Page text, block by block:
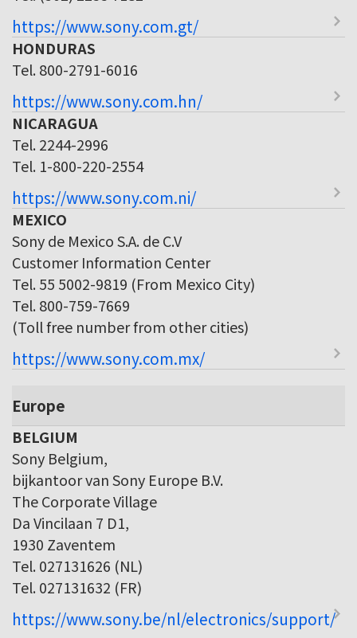
https://www.sony.com.gt/
HONDURAS
Tel. 800-2791-6016
https://www.sony.com.hn/
NICARAGUA
Tel. 2244-2996
Tel. 1-800-220-2554
https://www.sony.com.ni/
MEXICO
Sony de Mexico S.A. de C.V
Customer Information Center
Tel. 55 5002-9819 (From Mexico City)
Tel. 800-759-7669
(Toll free number from other cities)
https://www.sony.com.mx/
Europe
BELGIUM
Sony Belgium,
bijkantoor van Sony Europe B.V.
The Corporate Village
Da Vincilaan 7 D1,
1930 Zaventem
Tel. 027131626 (NL)
Tel. 027131632 (FR)
https://www.sony.be/nl/electronics/support/